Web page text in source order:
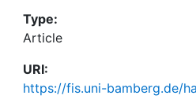
Type:
Article
URI:
https://fis.uni-bamberg.de/